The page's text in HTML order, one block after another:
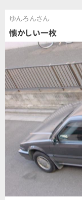
ゆんろんさん
懐かしい一枚